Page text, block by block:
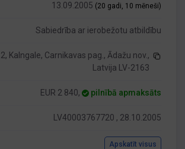
13.09.2005 (20 gadi, 10 mēneši)
Sabiedrība ar ierobežotu atbildību
Kalngale, Carnikavas pag., Ādažu nov.,
Latvija LV-2163
EUR 2 840, pilnībā apmaksāts
LV40003767720 , 28.10.2005
Apskatīt visus